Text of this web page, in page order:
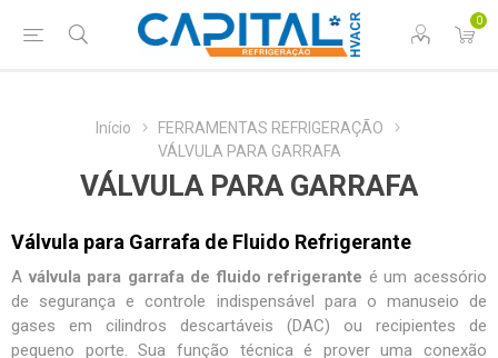
0
Início
FERRAMENTAS REFRIGERAÇÃO
VÁLVULA PARA GARRAFA
VÁLVULA PARA GARRAFA
Válvula para Garrafa de Fluido Refrigerante
A válvula para garrafa de fluido refrigerante é um acessório
de segurança e controle indispensável para o manuseio de
gases em cilindros descartáveis (DAC) ou recipientes de
pequeno porte. Sua função técnica é prover uma conexão